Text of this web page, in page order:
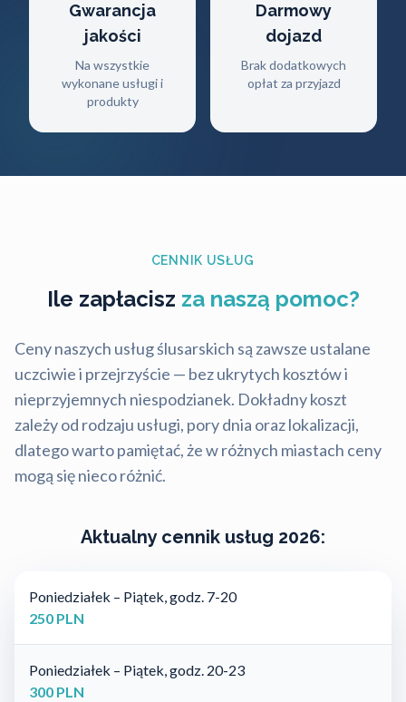
Gwarancja
jakości
Na wszystkie
wykonane usługi i
produkty
Darmowy
dojazd
Brak dodatkowych
opłat za przyjazd
CENNIK USŁUG
Ile zapłacisz za naszą pomoc?
Ceny naszych usług ślusarskich są zawsze ustalane
uczciwie i przejrzyście — bez ukrytych kosztów i
nieprzyjemnych niespodzianek. Dokładny koszt
zależy od rodzaju usługi, pory dnia oraz lokalizacji,
dlatego warto pamiętać, że w różnych miastach ceny
mogą się nieco różnić.
Aktualny cennik usług 2026:
Poniedziałek – Piątek, godz. 7-20
250 PLN
Poniedziałek – Piątek, godz. 20-23
300 PLN